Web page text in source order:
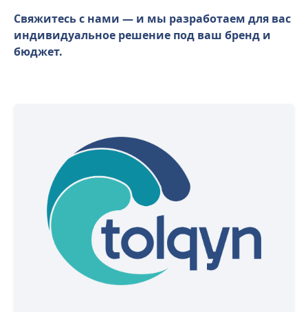
Свяжитесь с нами — и мы разработаем для вас
индивидуальное решение под ваш бренд и
бюджет.